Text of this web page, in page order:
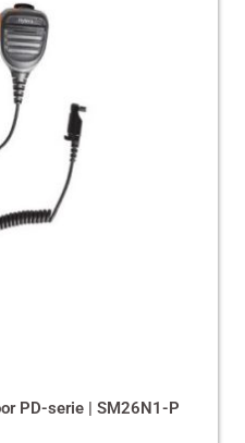
PD-serie | SM26N1-P